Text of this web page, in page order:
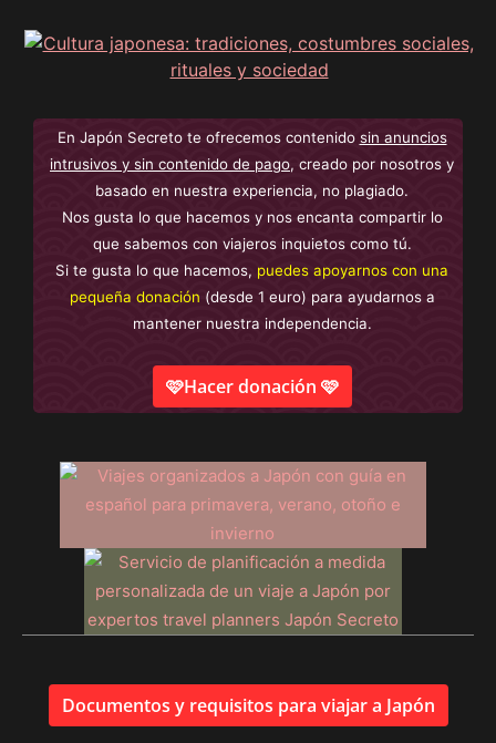
En Japón Secreto te ofrecemos contenido sin anuncios
intrusivos y sin contenido de pago, creado por nosotros y
basado en nuestra experiencia, no plagiado.
Nos gusta lo que hacemos y nos encanta compartir lo
que sabemos con viajeros inquietos como tú.
Si te gusta lo que hacemos, puedes apoyarnos con una
pequeña donación (desde 1 euro) para ayudarnos a
mantener nuestra independencia.
🩷Hacer donación 🩷
Documentos y requisitos para viajar a Japón